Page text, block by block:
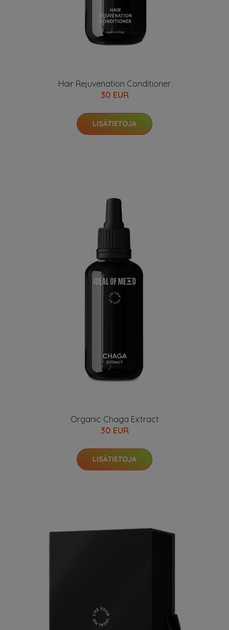
Hair Rejuvenation Conditioner
30 EUR
LISÄTIETOJA
Organic Chaga Extract
30 EUR
LISÄTIETOJA